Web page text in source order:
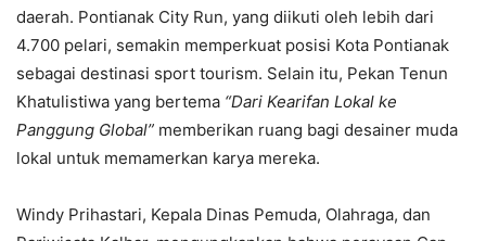
daerah. Pontianak City Run, yang diikuti oleh lebih dari
4.700 pelari, semakin memperkuat posisi Kota Pontianak
sebagai destinasi sport tourism. Selain itu, Pekan Tenun
Khatulistiwa yang bertema “Dari Kearifan Lokal ke
Panggung Global” memberikan ruang bagi desainer muda
lokal untuk memamerkan karya mereka.
Windy Prihastari, Kepala Dinas Pemuda, Olahraga, dan